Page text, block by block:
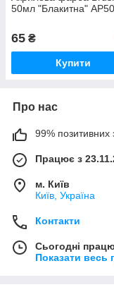
50мл "Блакитна"
65 ₴
Купити
Про нас
99% позитивних
Працює з
м. Київ
Київ, Україна
Контакти
Сьогодні
Показати весь